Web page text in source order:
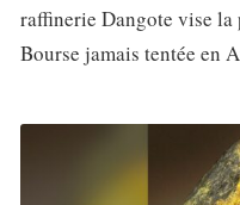
raffinerie Dangote vise
Bourse jamais tentée en